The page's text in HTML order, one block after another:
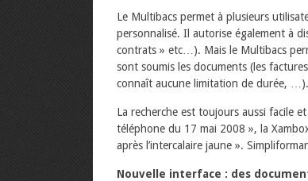
Le Multibacs permet à plusieurs
personnalisé. Il autorise également à
contrats » etc…). Mais le Multibacs
sont soumis les documents (les
connaît aucune limitation de durée, …).
La recherche est toujours aussi facile
téléphone du 17 mai 2008 », la
après l’intercalaire jaune ».
Nouvelle interface : des